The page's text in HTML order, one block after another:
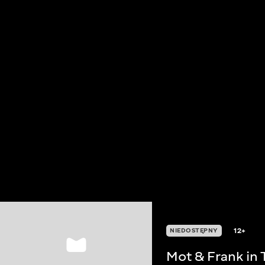
NIEDOSTĘPNY 12+
Mot & Frank in